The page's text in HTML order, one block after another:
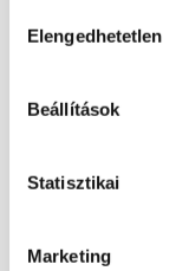
kiválasztása
Elengedhetetlen
Beállítások
Statisztikai
Marketing
Méret: 11 cm
színes
spirituális